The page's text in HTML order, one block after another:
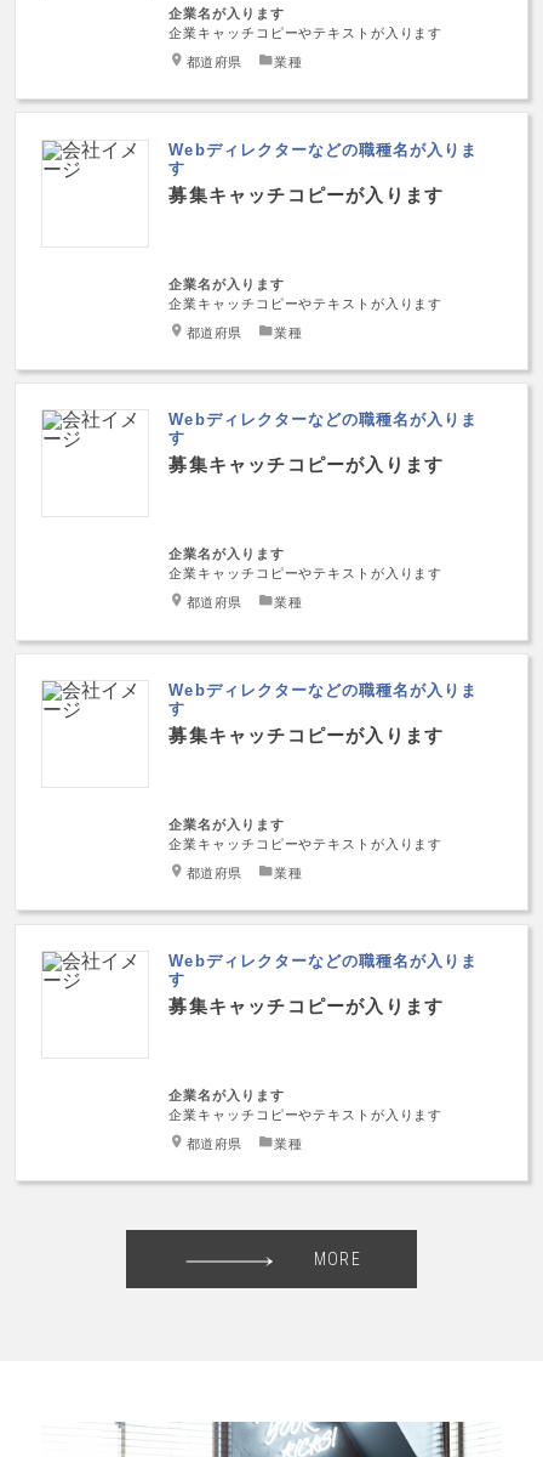
企業名が入ります
企業キャッチコピーやテキストが入ります
都道府県 業種
Webディレクターなどの職種名が入りま
す
募集キャッチコピーが入ります
企業名が入ります
企業キャッチコピーやテキストが入ります
都道府県 業種
Webディレクターなどの職種名が入りま
す
募集キャッチコピーが入ります
企業名が入ります
企業キャッチコピーやテキストが入ります
都道府県 業種
Webディレクターなどの職種名が入りま
す
募集キャッチコピーが入ります
企業名が入ります
企業キャッチコピーやテキストが入ります
都道府県 業種
Webディレクターなどの職種名が入りま
す
募集キャッチコピーが入ります
企業名が入ります
企業キャッチコピーやテキストが入ります
都道府県 業種
MORE